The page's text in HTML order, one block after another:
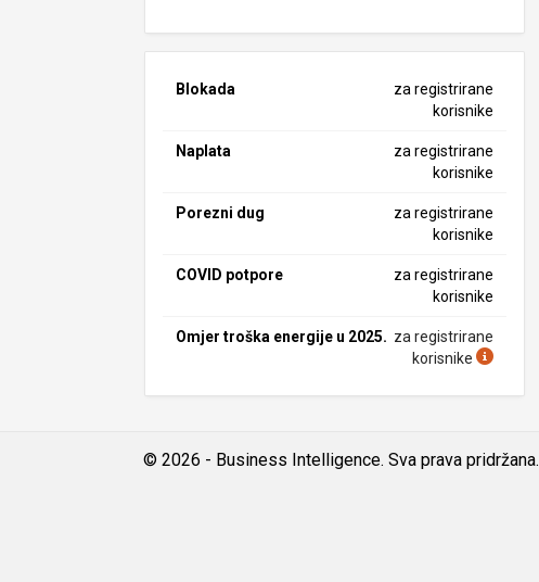
Blokada
za registrirane
korisnike
Naplata
za registrirane
korisnike
Porezni dug
za registrirane
korisnike
COVID potpore
za registrirane
korisnike
Omjer troška energije u 2025. za registrirane
korisnike
© 2026 - Business Intelligence. Sva prava pridržana.